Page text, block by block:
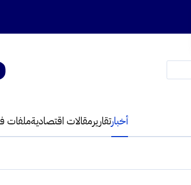
أخبارتقاريرمقالات اقتصاديةملفات